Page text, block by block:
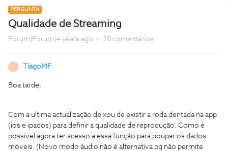
PERGUNTA
Qualidade de Streaming
Forum|Forum|4 years ago 20 comentários
T TiagoMF
Boa tarde,
Com a ultima actualização deixou de existir a roda dentada na app
(ios e ipados) para definir a qualidade de reprodução. Como é
possível agora ter acesso a essa função para poupar os dados
móveis. (Novo modo áudio não é alternativa pq não permite